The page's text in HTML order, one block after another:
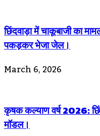
छिंदवाड़ा में चाकूबाजी का
पकड़कर भेजा जेल।
March 6, 2026
कृषक कल्याण वर्ष 2026:
मॉडल।